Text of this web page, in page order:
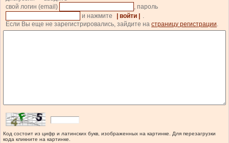
свой логин (email)
, пароль
и нажмите
| войти |
.
Если Вы еще не зарегистрировались, зайдите на страницу регистрации.
Код состоит из цифр и латинских букв, изображенных на картинке. Для перезагрузки
кода кликните на картинке.